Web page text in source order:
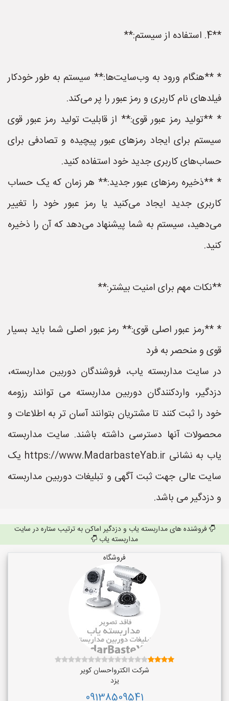
**4. استفاده از سیستم:**
* **هنگام ورود به وب‌سایت‌ها:** سیستم به طور خودکار
فیلدهای نام کاربری و رمز عبور را پر می‌کند.
* **تولید رمز عبور قوی:** از قابلیت تولید رمز عبور قوی
سیستم برای ایجاد رمزهای عبور پیچیده و تصادفی برای
حساب‌های کاربری جدید خود استفاده کنید.
* **ذخیره رمزهای عبور جدید:** هر زمان که یک حساب
کاربری جدید ایجاد می‌کنید یا رمز عبور خود را تغییر
می‌دهید، سیستم به شما پیشنهاد می‌دهد که آن را ذخیره
کنید.
**نکات مهم برای امنیت بیشتر:**
* **رمز عبور اصلی قوی:** رمز عبور اصلی شما باید بسیار
قوی و منحصر به فرد
در سایت مداربسته یاب، فروشندگان دوربین مداربسته،
دزدگیر، واردکنندگان دوربین مداربسته می توانند رزومه
خود را ثبت کنند تا مشتریان بتوانند آسان تر به اطلاعات و
محصولات آنها دسترسی داشته باشند. سایت مداربسته
یاب به نشانی https://www.MadarbasteYab.ir یک
سایت عالی جهت ثبت آگهی و تبلیغات دوربین مداربسته
و دزدگیر می باشد.
فروشنده های مداربسته یاب و دزدگیر اماکن به ترتیب ستاره در سایت
مداربسته یاب
فروشگاه
شرکت الکترواحسان کویر
یزد